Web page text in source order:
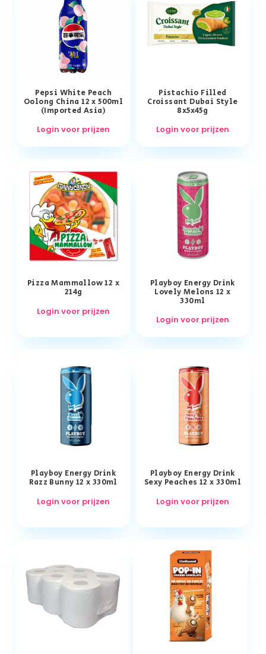
Pepsi White Peach
Oolong China 12 x 500ml
(Imported Asia)
Login voor prijzen
Pistachio Filled
Croissant Dubai Style
8x5x45g
Login voor prijzen
Pizza Mammallow 12 x
214g
Login voor prijzen
Playboy Energy Drink
Lovely Melons 12 x
330ml
Login voor prijzen
Playboy Energy Drink
Razz Bunny 12 x 330ml
Login voor prijzen
Playboy Energy Drink
Sexy Peaches 12 x 330ml
Login voor prijzen